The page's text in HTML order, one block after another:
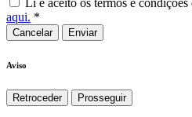
aqui. *
Cancelar
Aviso
Retroceder Prosseguir